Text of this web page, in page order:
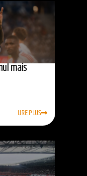
mais
LIRE PLUS